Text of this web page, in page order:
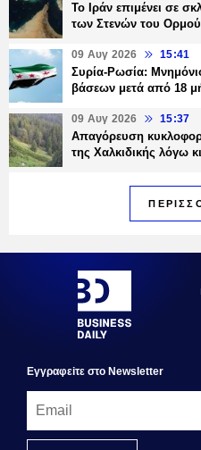
Το Ιράν επιμένει σε
των Στενών του
09 Αυγ 2026 15:41
Συρία-Ρωσία:
βάσεων μετά από 18
09 Αυγ 2026 15:37
Απαγόρευση
της Χαλκιδικής λόγω
Εγγραφεiτε στο Newsletter